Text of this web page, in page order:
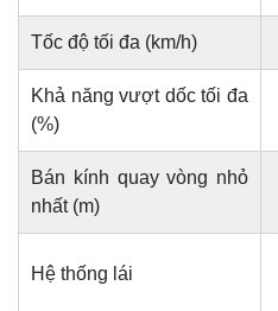
Tốc độ tối đa (km/h)
Khả năng vượt dốc tối đa
(%)
Bán kính quay vòng nhỏ
nhất (m)
Hệ thống lái